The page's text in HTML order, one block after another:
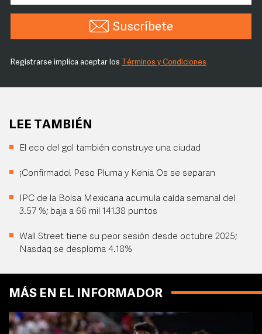
Suscríbete
Registrarse implica aceptar los Términos y Condiciones
LEE TAMBIÉN
El eco del gol también construye una ciudad
¡Confirmado! Peso Pluma y Kenia Os se separan
IPC de la Bolsa Mexicana acumula caída semanal del
3.57 %; baja a 66 mil 141.38 puntos
Wall Street tiene su peor sesión desde octubre 2025;
Nasdaq se desploma 4.18%
MÁS EN EL INFORMADOR